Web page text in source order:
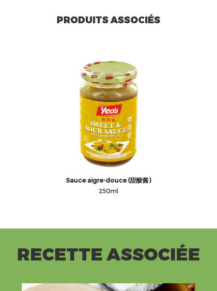
PRODUITS ASSOCIÉS
Sauce aigre-douce (甜酸酱)
250ml
RECETTE ASSOCIÉE